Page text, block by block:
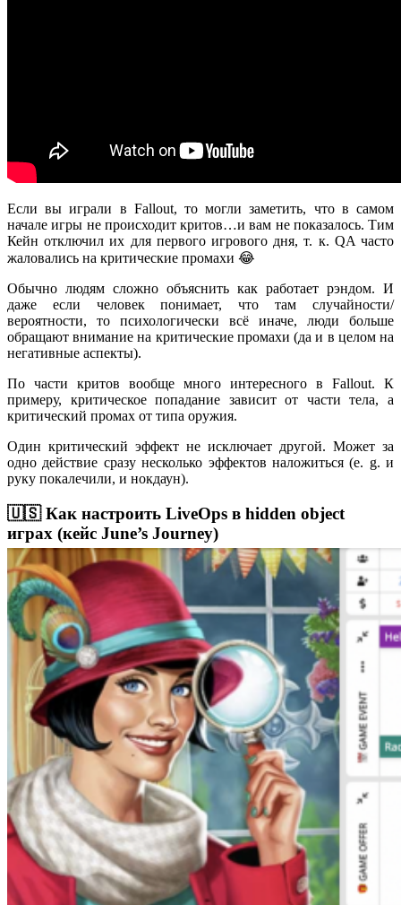
Если вы играли в Fallout, то могли заметить, что в самом
начале игры не происходит критов…и вам не показалось. Тим
Кейн отключил их для первого игрового дня, т. к. QA часто
жаловались на критические промахи 😂
Обычно людям сложно объяснить как работает рэндом. И
даже если человек понимает, что там случайности/
вероятности, то психологически всё иначе, люди больше
обращают внимание на критические промахи (да и в целом на
негативные аспекты).
По части критов вообще много интересного в Fallout. К
примеру, критическое попадание зависит от части тела, а
критический промах от типа оружия.
Один критический эффект не исключает другой. Может за
одно действие сразу несколько эффектов наложиться (e. g. и
руку покалечили, и нокдаун).
🇺🇸 Как настроить LiveOps в hidden object
играх (кейс June’s Journey)